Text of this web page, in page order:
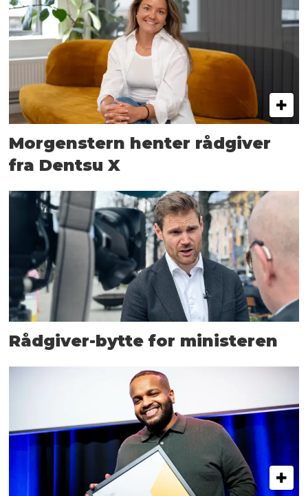
Morgenstern henter rådgiver
fra Dentsu X
Rådgiver-bytte for ministeren